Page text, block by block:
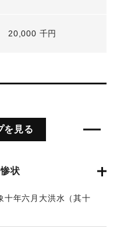
20,000 千円
を見る
状
十年六月大洪水（其十